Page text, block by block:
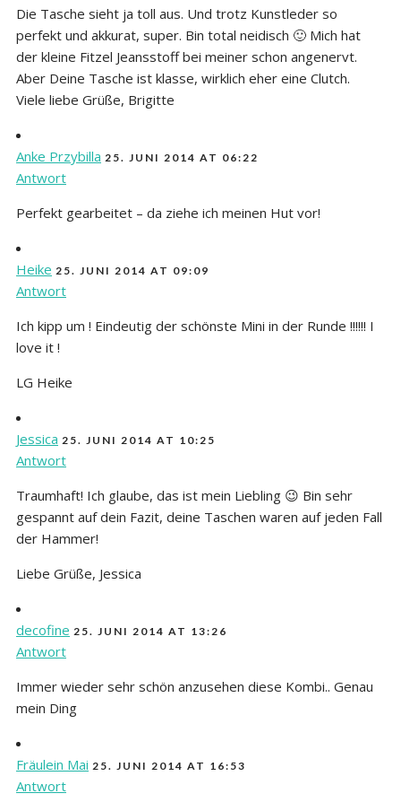
Die Tasche sieht ja toll aus. Und trotz Kunstleder so
perfekt und akkurat, super. Bin total neidisch 🙂 Mich hat
der kleine Fitzel Jeansstoff bei meiner schon angenervt.
Aber Deine Tasche ist klasse, wirklich eher eine Clutch.
Viele liebe Grüße, Brigitte
Anke Przybilla 25. JUNI 2014 AT 06:22
Antwort
Perfekt gearbeitet – da ziehe ich meinen Hut vor!
Heike 25. JUNI 2014 AT 09:09
Antwort
Ich kipp um ! Eindeutig der schönste Mini in der Runde !!!!!! I
love it !
LG Heike
Jessica 25. JUNI 2014 AT 10:25
Antwort
Traumhaft! Ich glaube, das ist mein Liebling 😉 Bin sehr
gespannt auf dein Fazit, deine Taschen waren auf jeden Fall
der Hammer!
Liebe Grüße, Jessica
decofine 25. JUNI 2014 AT 13:26
Antwort
Immer wieder sehr schön anzusehen diese Kombi.. Genau
mein Ding
Fräulein Mai 25. JUNI 2014 AT 16:53
Antwort